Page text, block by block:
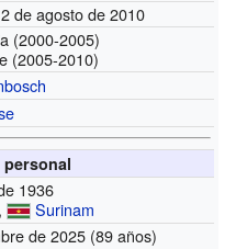
de agosto de 2010
(2000-2005)
(2005-2010)
1936
, Surinam
de 2025 (89 años)